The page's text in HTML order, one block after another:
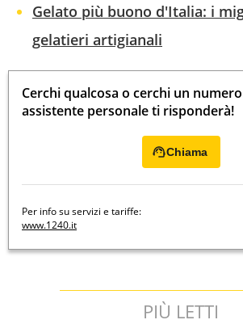
Gelato più buono d'Italia: i
gelatieri artigianali
Cerchi qualcosa o cerchi un
assistente personale ti risponderà!
Chiama
Per info su servizi e tariffe:
www.1240.it
PIÙ LETTI